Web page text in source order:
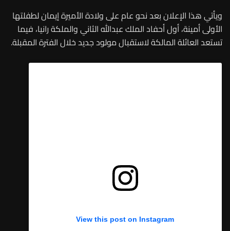
ويأتي هذا الإعلان بعد نحو عام على ولادة الأميرة إيمان لطفلتها
الأولى أمينة، أول أحفاد الملك عبدالله الثاني والملكة رانيا، فيما
تستعد العائلة المالكة لاستقبال مولود جديد خلال الفترة المقبلة.
View this post on Instagram